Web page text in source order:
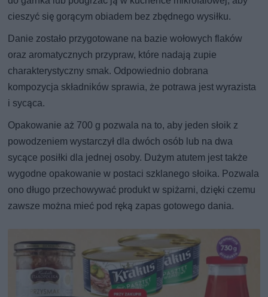
cieszyć się gorącym obiadem bez zbędnego wysiłku.
Danie zostało przygotowane na bazie wołowych flaków
oraz aromatycznych przypraw, które nadają zupie
charakterystyczny smak. Odpowiednio dobrana
kompozycja składników sprawia, że potrawa jest wyrazista
i sycąca.
Opakowanie aż 700 g pozwala na to, aby jeden słoik z
powodzeniem wystarczył dla dwóch osób lub na dwa
sycące posiłki dla jednej osoby. Dużym atutem jest także
wygodne opakowanie w postaci szklanego słoika. Pozwala
ono długo przechowywać produkt w spiżarni, dzięki czemu
zawsze można mieć pod ręką zapas gotowego dania.